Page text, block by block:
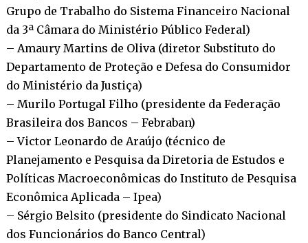
Grupo de Trabalho do Sistema Financeiro Nacional
da 3ª Câmara do Ministério Público Federal)
– Amaury Martins de Oliva (diretor Substituto do
Departamento de Proteção e Defesa do Consumidor
do Ministério da Justiça)
– Murilo Portugal Filho (presidente da Federação
Brasileira dos Bancos – Febraban)
– Victor Leonardo de Araújo (técnico de
Planejamento e Pesquisa da Diretoria de Estudos e
Políticas Macroeconômicas do Instituto de Pesquisa
Econômica Aplicada – Ipea)
– Sérgio Belsito (presidente do Sindicato Nacional
dos Funcionários do Banco Central)